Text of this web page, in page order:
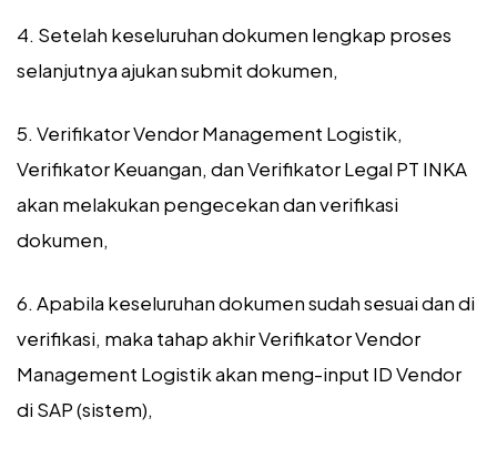
4. Setelah keseluruhan dokumen lengkap proses
selanjutnya ajukan submit dokumen,
5. Verifikator Vendor Management Logistik,
Verifikator Keuangan, dan Verifikator Legal PT INKA
akan melakukan pengecekan dan verifikasi
dokumen,
6. Apabila keseluruhan dokumen sudah sesuai dan di
verifikasi, maka tahap akhir Verifikator Vendor
Management Logistik akan meng-input ID Vendor
di SAP (sistem),